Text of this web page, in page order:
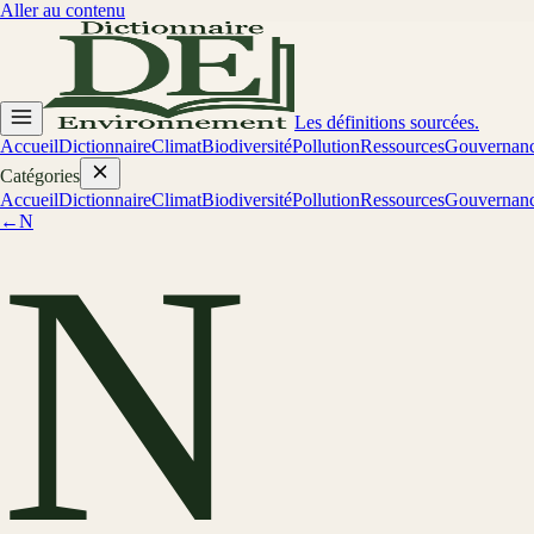
Aller au contenu
Les définitions sourcées.
AccueilDictionnaireClimatBiodiversitéPollutionRessources
Catégories
AccueilDictionnaireClimatBiodiversitéPollutionRessources
←N
N